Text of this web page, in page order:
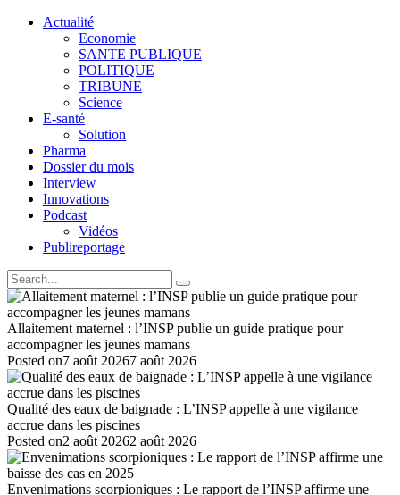
Actualité
Economie
SANTE PUBLIQUE
POLITIQUE
TRIBUNE
Science
E-santé
Solution
Pharma
Dossier du mois
Interview
Innovations
Podcast
Vidéos
Publireportage
Allaitement maternel : l’INSP publie un guide pratique pour
accompagner les jeunes mamans
Posted on7 août 20267 août 2026
Qualité des eaux de baignade : L’INSP appelle à une vigilance
accrue dans les piscines
Posted on2 août 20262 août 2026
Envenimations scorpioniques : Le rapport de l’INSP affirme une